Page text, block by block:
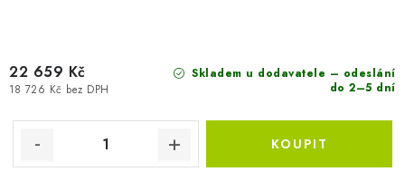
Skladem u dodavatele – odeslání
do 2–5 dní
18 726 Kč bez DPH
22 659 Kč